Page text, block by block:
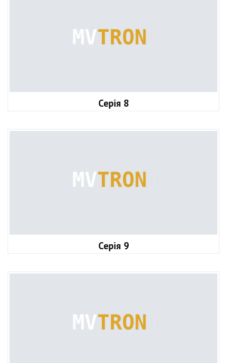
Серія 8
Серія 9